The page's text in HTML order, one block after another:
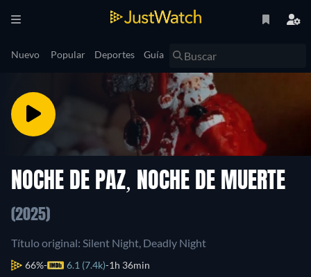
Nuevo Popular Deportes Guía
NOCHE DE PAZ, NOCHE DE MUERTE
(2025)
Título original: Silent Night, Deadly Night
66% 6.1 (7.4k) 1h 36min